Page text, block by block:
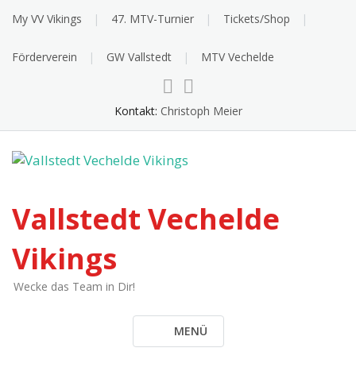
My VV Vikings 47. MTV-Turnier Tickets/Shop
Förderverein GW Vallstedt MTV Vechelde
Kontakt: Christoph Meier
Vallstedt Vechelde
Vikings
Wecke das Team in Dir!
MENÜ